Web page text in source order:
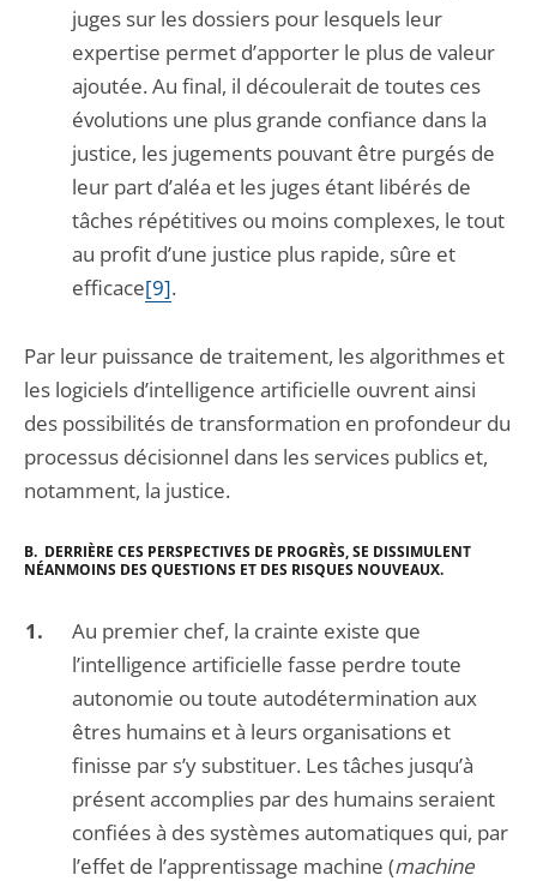
juges sur les dossiers pour lesquels leur
expertise permet d’apporter le plus de valeur
ajoutée. Au final, il découlerait de toutes ces
évolutions une plus grande confiance dans la
justice, les jugements pouvant être purgés de
leur part d’aléa et les juges étant libérés de
tâches répétitives ou moins complexes, le tout
au profit d’une justice plus rapide, sûre et
efficace[9].
Par leur puissance de traitement, les algorithmes et
les logiciels d’intelligence artificielle ouvrent ainsi
des possibilités de transformation en profondeur du
processus décisionnel dans les services publics et,
notamment, la justice.
B. DERRIÈRE CES PERSPECTIVES DE PROGRÈS, SE DISSIMULENT
NÉANMOINS DES QUESTIONS ET DES RISQUES NOUVEAUX.
Au premier chef, la crainte existe que
l’intelligence artificielle fasse perdre toute
autonomie ou toute autodétermination aux
êtres humains et à leurs organisations et
finisse par s’y substituer. Les tâches jusqu’à
présent accomplies par des humains seraient
confiées à des systèmes automatiques qui, par
l’effet de l’apprentissage machine (machine